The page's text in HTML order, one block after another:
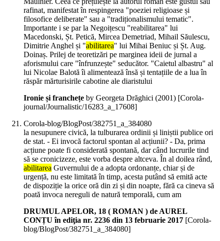
rafinat, manifestat în respingerea "poeziei religioase și
filosofice deliberate" sau a "tradiționalismului tematic".
Importante i se par la Negoițescu "reabilitarea" lui
Macedonski, Șt. Petică, Mircea Demetriad, Mihail Săulescu,
Dimitrie Anghel și "abilitarea" lui Mihai Beniuc și Șt. Aug.
Doinaș. Prilej de teoretizări pe marginea ideii de jurnal a
aforismului care "înfrunzește" seducător. "Caietul albastru" al
lui Nicolae Balotă îi alimentează însă și tentațiile de a lua în
răspăr mărturisirile cabotine ale diaristului
Ironie și franchețe by Georgeta Drăghici (2001) [Corola-
journal/Journalistic/16283_a_17608]
Corola-blog/BlogPost/382751_a_384080
la nesupunere civică, la tulburarea ordinii și liniștii publice ori
de stat. - Ei invocă factorul spontan al acțiunii? - Da, prima
acțiune poate fi considerată spontană, dar când lucrurile tind
să se cronicizeze, este vorba despre altceva. În al doilea rând,
abilitarea Guvernului de a adopta ordonanțe, chiar și de
urgență, nu este limitată în timp, acesta putând să emită acte
de dispoziție la orice oră din zi și din noapte, fără ca cineva să
poată invoca nereguli de natură temporală, cum am
DRUMUL APELOR, 18 ( ROMAN ) de AUREL
CONȚU în ediţia nr. 2236 din 13 februarie 2017 [Corola-
blog/BlogPost/382751_a_384080]